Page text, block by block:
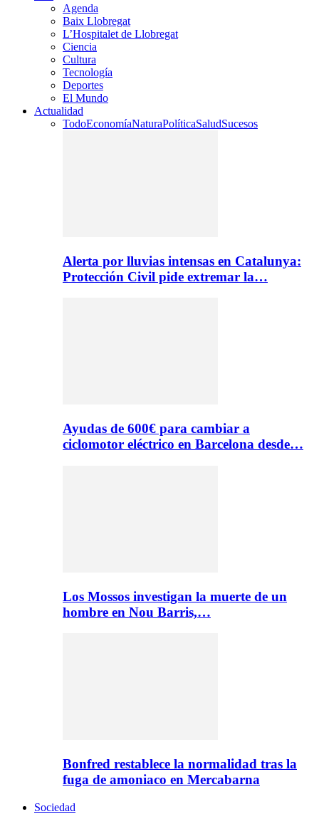
Agenda
Baix Llobregat
L’Hospitalet de Llobregat
Ciencia
Cultura
Tecnología
Deportes
El Mundo
Actualidad
TodoEconomíaNaturaPolíticaSaludSucesos
Alerta por lluvias intensas en Catalunya:
Protección Civil pide extremar la…
Ayudas de 600€ para cambiar a
ciclomotor eléctrico en Barcelona desde…
Los Mossos investigan la muerte de un
hombre en Nou Barris,…
Bonfred restablece la normalidad tras la
fuga de amoniaco en Mercabarna
Sociedad